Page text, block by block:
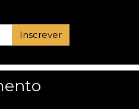
Inscrever